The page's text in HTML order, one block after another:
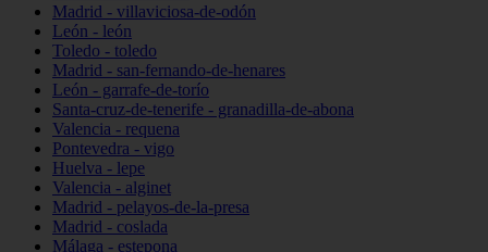
Madrid - villaviciosa-de-odón
León - león
Toledo - toledo
Madrid - san-fernando-de-henares
León - garrafe-de-torío
Santa-cruz-de-tenerife - granadilla-de-abona
Valencia - requena
Pontevedra - vigo
Huelva - lepe
Valencia - alginet
Madrid - pelayos-de-la-presa
Madrid - coslada
Málaga - estepona